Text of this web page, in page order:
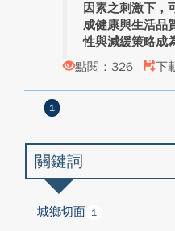
因素之刺激下，
成健康與生活品
性與減緩策略成
點閱：326
下
1
關鍵詞
城鄉切面 1